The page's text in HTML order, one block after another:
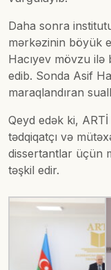
Daha sonra
mərkəzinin böyük
Hacıyev mövzu ilə
edib. Sonda Asif
maraqlandıran
Qeyd edək ki,
tədqiqatçı və
dissertantlar üçün
təşkil edir.